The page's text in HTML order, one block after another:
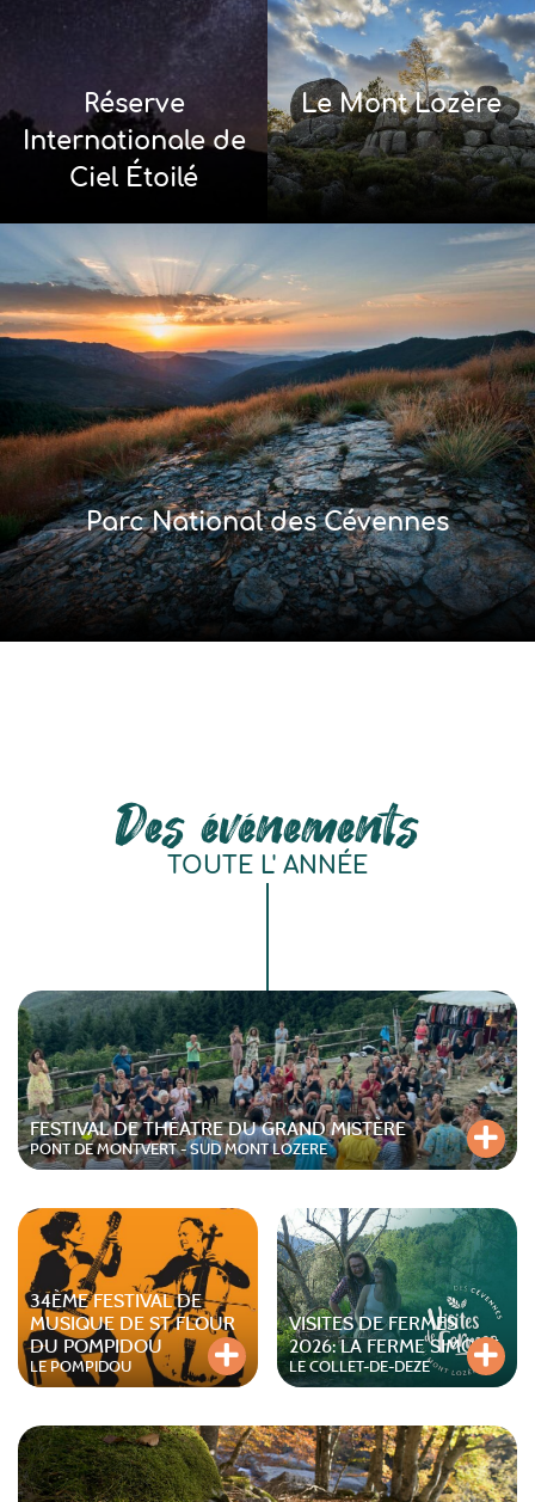
Réserve
Internationale de
Ciel Étoilé
Le Mont Lozère
Parc National des Cévennes
Des événements
TOUTE L' ANNÉE
FESTIVAL DE THÉATRE DU GRAND MISTÈRE
PONT DE MONTVERT - SUD MONT LOZERE
34ÈME FESTIVAL DE
MUSIQUE DE ST FLOUR
DU POMPIDOU
LE POMPIDOU
VISITES DE FERMES
2026: LA FERME SIMONE
LE COLLET-DE-DEZE